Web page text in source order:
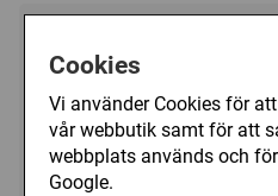
Cookies
Vi använder Cookies för
vår webbutik samt för att
webbplats används och
Google.
Antal bitar:
Storlek:48 x 68,3 cm
Art.nr.:TR10501
Kategori(er):